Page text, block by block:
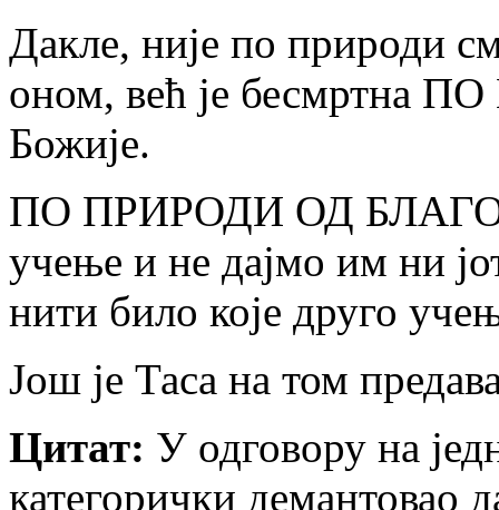
Дакле, није по природи
оном, већ је
Божије.
ПО ПРИРОДИ ОД
учење и не дајмо им ни
нити било које друго
Још је Таса на том
Цитат: У одговору на
категорички демантовао